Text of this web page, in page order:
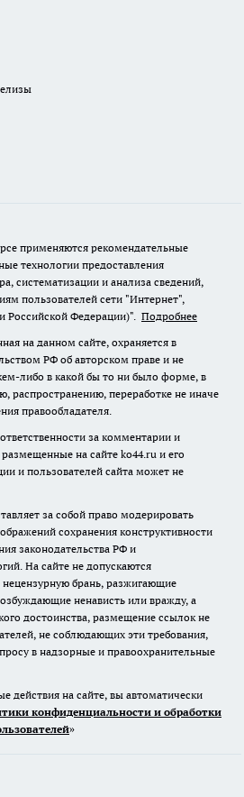
применяются рекомендательные
технологии предоставления
систематизации и анализа сведений,
пользователей сети "Интернет",
Российской Федерации)". Подробнее
на данном сайте, охраняется в
РФ об авторском праве и не
либо в какой бы то ни было форме, в
распространению, переработке не иначе
правообладателя.
за комментарии и
на сайте ko44.ru и его
и пользователей сайта может не
за собой право модерировать
сохранения конструктивности
законодательства РФ и
На сайте не допускаются
брань, разжигающие
ненависть или вражду, а
достоинства, размещение ссылок не
не соблюдающих эти требования,
в надзорные и правоохранительные
действия на сайте, вы автоматически
конфиденциальности и обработки
»